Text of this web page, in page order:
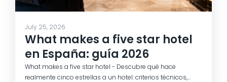
July 25, 2026
What makes a five star hotel
en España: guía 2026
What makes a five star hotel - Descubre qué hace
realmente cinco estrellas a un hotel: criterios técnicos,